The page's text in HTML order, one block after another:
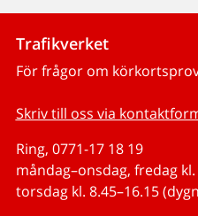
Trafikverket
För frågor om
Skriv till oss via
Ring, 0771-17 18 19
måndag–onsdag, fredag kl.
torsdag kl. 8.45–16.15